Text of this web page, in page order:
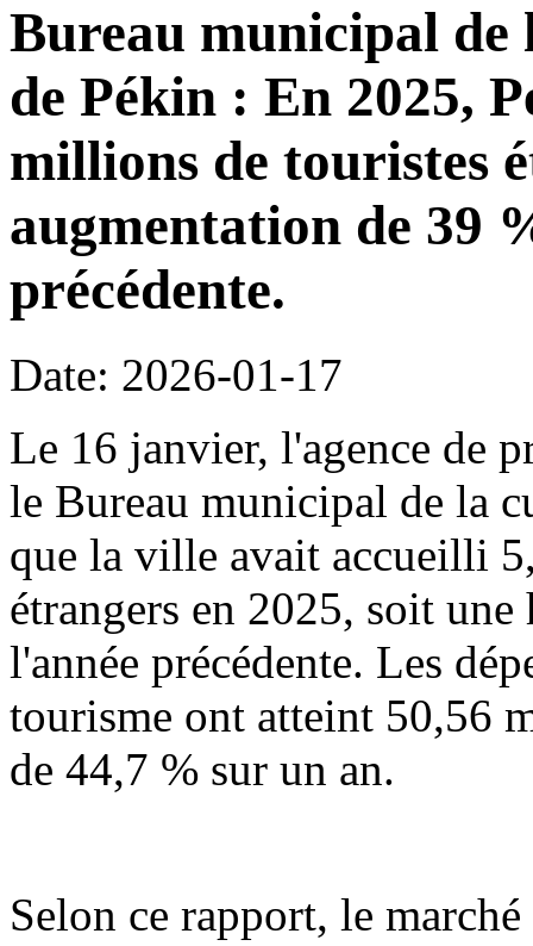
Bureau municipal
de Pékin : En 2025,
millions de touristes
augmentation de 39
précédente.
Date: 2026-01-17
Le 16 janvier, l'agence de
le Bureau municipal de la
que la ville avait accueilli
étrangers en 2025, soit
l'année précédente. Les
tourisme ont atteint 50,56
de 44,7 % sur un an.
Selon ce rapport, le